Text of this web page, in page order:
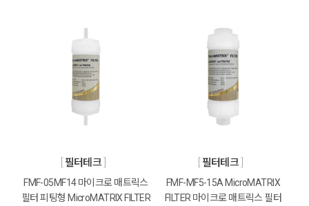
필터테크
FMF-05MF14 마이크로 매트릭스
필터 피팅형 MicroMATRIX FILTER
필터테크
FMF-MF5-15A MicroMATRIX
FILTER 마이크로 매트릭스 필터